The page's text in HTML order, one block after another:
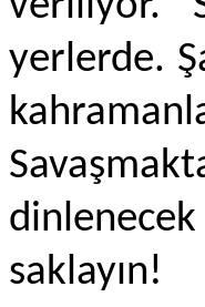
yerlerde.
saklayın!